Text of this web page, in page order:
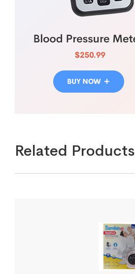
Related Products